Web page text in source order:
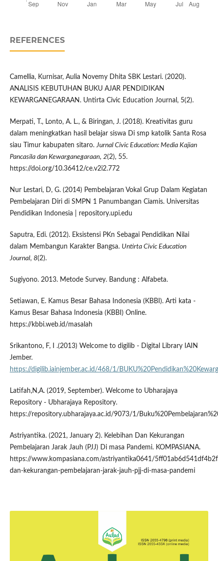
REFERENCES
Camellia, Kurnisar, Aulia Novemy Dhita SBK Lestari. (2020).
ANALISIS KEBUTUHAN BUKU AJAR PENDIDIKAN
KEWARGANEGARAAN. Untirta Civic Education Journal, 5(2).
Merpati, T., Lonto, A. L., & Biringan, J. (2018). Kreativitas guru
dalam meningkatkan hasil belajar siswa Di smp katolik Santa Rosa
siau Timur kabupaten sitaro.Jurnal Civic Education: Media Kajian
Pancasila dan Kewarganegaraan, 2(2), 55.
https://doi.org/10.36412/ce.v2i2.772
Nur Lestari, D, G. (2014) Pembelajaran Vokal Grup Dalam Kegiatan
Pembelajaran Diri di SMPN 1 Panumbangan Ciamis. Universitas
Pendidikan Indonesia | repository.upi.edu
Saputra, Edi. (2012). Eksistensi PKn Sebagai Pendidikan Nilai
dalam Membangun Karakter Bangsa. Untirta Civic Education
Journal, 8(2).
Sugiyono. 2013. Metode Survey. Bandung : Alfabeta.
Setiawan, E. Kamus Besar Bahasa Indonesia (KBBI). Arti kata -
Kamus Besar Bahasa Indonesia (KBBI) Online.
https://kbbi.web.id/masalah
Srikantono, F, I .(2013) Welcome to digilib - Digital Library IAIN
Jember.
https://digilib.iainjember.ac.id/468/1/
Latifah,N,A. (2019, September). Welcome to Ubharajaya
Repository - Ubharajaya Repository.
https://repository.ubharajaya.ac.id/9073/1/
Astriyantika. (2021, January 2). Kelebihan Dan Kekurangan
Pembelajaran Jarak Jauh (PJJ) Di masa Pandemi. KOMPASIANA.
https://www.kompasiana.com/astriyantika0641/
dan-kekurangan-pembelajaran-jarak-jauh-pjj-di-masa-pandemi